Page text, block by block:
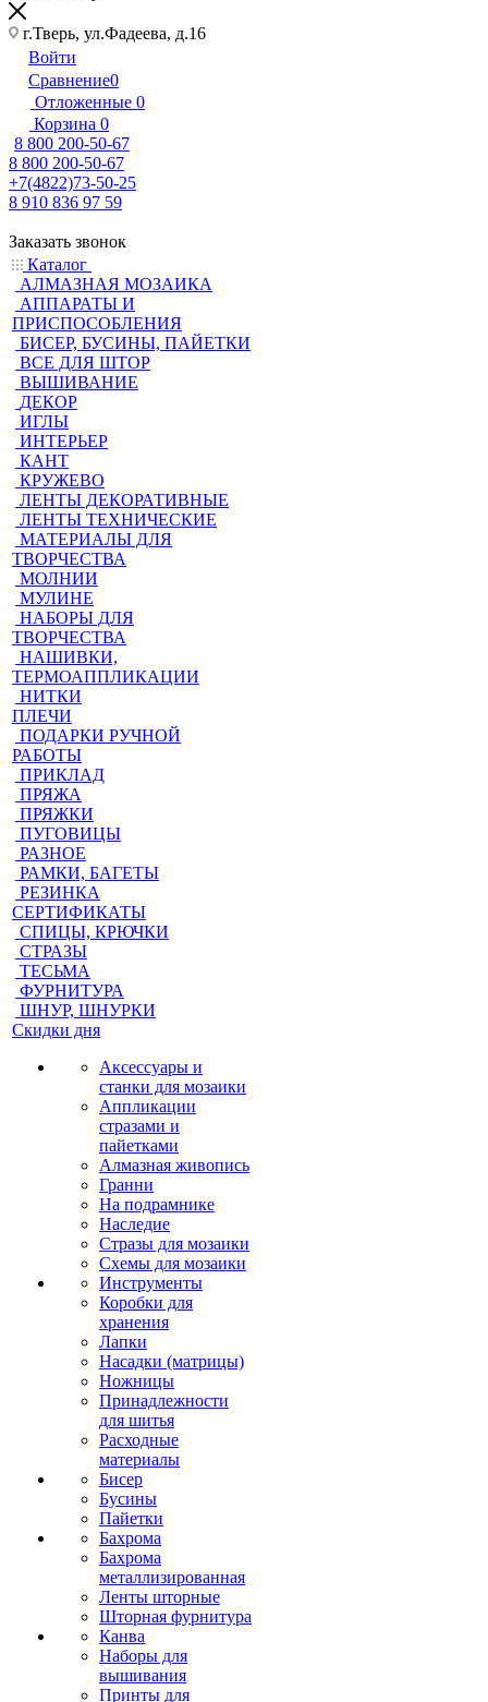
г.Тверь, ул.Фадеева, д.16
Войти
Сравнение0
Отложенные 0
Корзина 0
8 800 200-50-67
8 800 200-50-67
+7(4822)73-50-25
8 910 836 97 59
Заказать звонок
Каталог
АЛМАЗНАЯ МОЗАИКА
АППАРАТЫ И
ПРИСПОСОБЛЕНИЯ
БИСЕР, БУСИНЫ, ПАЙЕТКИ
ВСЕ ДЛЯ ШТОР
ВЫШИВАНИЕ
ДЕКОР
ИГЛЫ
ИНТЕРЬЕР
КАНТ
КРУЖЕВО
ЛЕНТЫ ДЕКОРАТИВНЫЕ
ЛЕНТЫ ТЕХНИЧЕСКИЕ
МАТЕРИАЛЫ ДЛЯ
ТВОРЧЕСТВА
МОЛНИИ
МУЛИНЕ
НАБОРЫ ДЛЯ
ТВОРЧЕСТВА
НАШИВКИ,
ТЕРМОАППЛИКАЦИИ
НИТКИ
ПЛЕЧИ
ПОДАРКИ РУЧНОЙ
РАБОТЫ
ПРИКЛАД
ПРЯЖА
ПРЯЖКИ
ПУГОВИЦЫ
РАЗНОЕ
РАМКИ, БАГЕТЫ
РЕЗИНКА
СЕРТИФИКАТЫ
СПИЦЫ, КРЮЧКИ
СТРАЗЫ
ТЕСЬМА
ФУРНИТУРА
ШНУР, ШНУРКИ
Скидки дня
Аксессуары и
станки для мозаики
Аппликации
стразами и
пайетками
Алмазная живопись
Гранни
На подрамнике
Наследие
Стразы для мозаики
Схемы для мозаики
Инструменты
Коробки для
хранения
Лапки
Насадки (матрицы)
Ножницы
Принадлежности
для шитья
Расходные
материалы
Бисер
Бусины
Пайетки
Бахрома
Бахрома
металлизированная
Ленты шторные
Шторная фурнитура
Канва
Наборы для
вышивания
Принты для